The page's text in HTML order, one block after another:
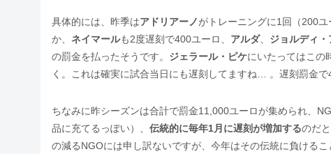
具体的には、昨季はアドリアーノがトレーニングに1回（200
か、 ネイマールも2度遅刻で400ユーロ、 アルダ、 ジョルディ・
の罰金を払ったそうです。 ジェラール・ピケにいたってはこの
く。これは確実に試合当日にも遅刻してますね… 。遅刻罰金
ちなみに昨シーズンは合計で罰金11,000ユーロが集められ、
品に充てるっぽい）、 伝統的に毎年1月に遅刻が増加するのだ
の減るNGOには申し訳ないですが、今年はその伝統に負けるこ